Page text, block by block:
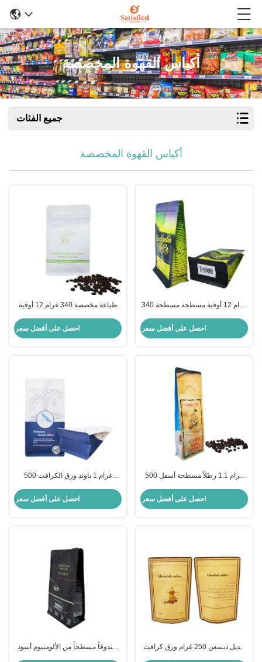
أكياس القهوة المخصصة
جميع الفئات
أكياس القهوة المخصصة
طباعة مخصصة 340 غرام 12 أوقية
الأمامي
احصل على أفضل سعر
340 غرام 12 أوقية مسطحة مسطحة
الصمام والسحب الأمامي
احصل على أفضل سعر
500 غرام 1 باوند ورق الكرافت
أسفل مسطح أكياس القهوة مع
الصمام والسحب الأمامي
احصل على أفضل سعر
500 غرام 1.1 رطلاً مسطحة أسفل
السحب للفاصوليا حبوب القهوة
احصل على أفضل سعر
صندوقاً مسطحاً من الألومنيوم أسود
تعديل ديسغن 250 غرام ورق كرافت